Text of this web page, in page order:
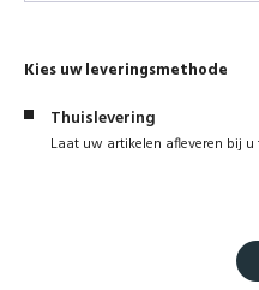
Kies uw leveringsmethode
Thuislevering
Laat uw artikelen afleveren bij u